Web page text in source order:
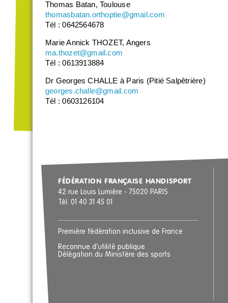
Thomas Batan, Toulouse
thomasbatan.orthoptie@gmail.com
Tél : 0642564678
Marie Annick THOZET, Angers
ma.thozet@gmail.com
Tél : 0613913884
Dr Georges CHALLE à Paris (Pitié Salpêtrière)
georges.challe@gmail.com
Tél : 0603126104
FÉDÉRATION FRANÇAISE HANDISPORT
42 rue Louis Lumière - 75020 PARIS
Tél. 01 40 31 45 01
Première fédération inclusive de France
Reconnue d’utilité publique
Délégation du Ministère des sports